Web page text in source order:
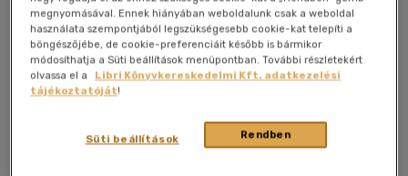
Megosztom
megnyomásával. Ennek hiányában weboldalunk csak a weboldal
használata szempontjából legszükségesebb cookie-kat telepíti a
böngészőjébe, de cookie-preferenciáit később is bármikor
módosíthatja a Süti beállítások menüpontban. További részletekért
olvassa el a
Libri Könyvkereskedelmi Kft. adatkezelési
tájékoztatóját!
Rendben
Süti beállítások